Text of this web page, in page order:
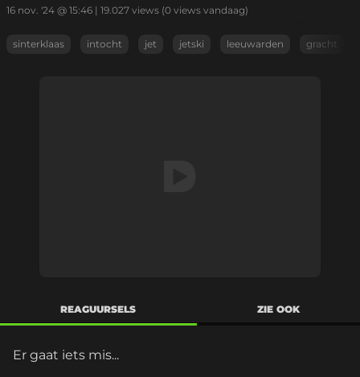
16 nov. '24 @ 15:46 | 19.027 views (0 views vandaag)
sinterklaas intocht jet jetski leeuwarden gracht
REAGUURSELS ZIE OOK
Er gaat iets mis...